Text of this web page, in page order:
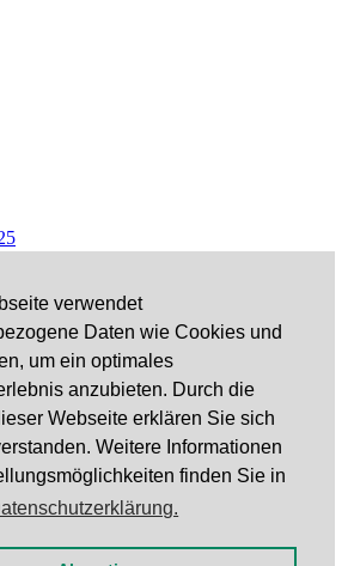
verwendet
Daten wie Cookies und
um ein optimales
anzubieten. Durch die
Webseite erklären Sie sich
Weitere Informationen
finden Sie in